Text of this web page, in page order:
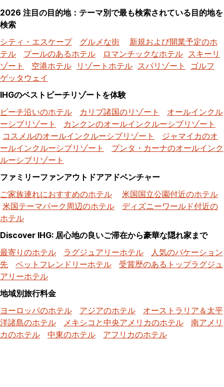
2026 注目の目的地：テーマ別で最も検索されている目的地を
検索
シティ・エスケープ
グルメな街
新規および開業予定のホ
テル
プールのあるホテル ロマンチックなホテル スキーリ
ゾート
空港ホテル リゾートホテル スパリゾート
ゴルフ
ゲッタウェイ
IHGのベストビーチリゾートを体験
ビーチ沿いのホテル
カリブ諸国のリゾート
オールインクル
ーシブリゾート
カンクンのオールインクルーシブリゾート
コスメルのオールインクルーシブリゾート
ジャマイカのオ
ールインクルーシブリゾート
プンタ・カーナのオールインク
ルーシブリゾート
ファミリーファンアウトドアアドベンチャー
ご家族連れにおすすめのホテル
米国国立公園付近のホテル
米国テーマパーク周辺のホテル
ディズニーワールド付近の
ホテル
Discover IHG: 居心地の良いご滞在から豪華な隠れ家まで
最寄りのホテル
ラグジュアリーホテル
人気のバケーション
先
ペットフレンドリーホテル
受賞歴のあるトップラグジュ
アリーホテル
地域別旅行料金
ヨーロッパのホテル
アジアのホテル
オーストラリア＆太平
洋諸島のホテル
メキシコと中央アメリカのホテル
南アメリ
カのホテル
中東のホテル アフリカのホテル